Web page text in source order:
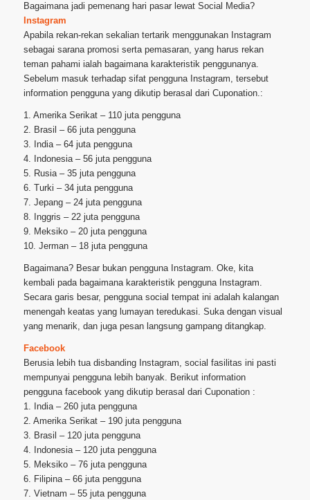
Bagaimana jadi pemenang hari pasar lewat Social Media?
Instagram
Apabila rekan-rekan sekalian tertarik menggunakan Instagram
sebagai sarana promosi serta pemasaran, yang harus rekan
teman pahami ialah bagaimana karakteristik penggunanya.
Sebelum masuk terhadap sifat pengguna Instagram, tersebut
information pengguna yang dikutip berasal dari Cuponation.:
1. Amerika Serikat – 110 juta pengguna
2. Brasil – 66 juta pengguna
3. India – 64 juta pengguna
4. Indonesia – 56 juta pengguna
5. Rusia – 35 juta pengguna
6. Turki – 34 juta pengguna
7. Jepang – 24 juta pengguna
8. Inggris – 22 juta pengguna
9. Meksiko – 20 juta pengguna
10. Jerman – 18 juta pengguna
Bagaimana? Besar bukan pengguna Instagram. Oke, kita
kembali pada bagaimana karakteristik pengguna Instagram.
Secara garis besar, pengguna social tempat ini adalah kalangan
menengah keatas yang lumayan teredukasi. Suka dengan visual
yang menarik, dan juga pesan langsung gampang ditangkap.
Facebook
Berusia lebih tua disbanding Instagram, social fasilitas ini pasti
mempunyai pengguna lebih banyak. Berikut information
pengguna facebook yang dikutip berasal dari Cuponation :
1. India – 260 juta pengguna
2. Amerika Serikat – 190 juta pengguna
3. Brasil – 120 juta pengguna
4. Indonesia – 120 juta pengguna
5. Meksiko – 76 juta pengguna
6. Filipina – 66 juta pengguna
7. Vietnam – 55 juta pengguna